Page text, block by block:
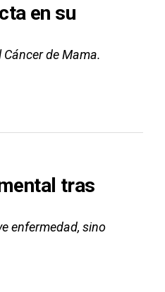
en su
de Mama.
tras
enfermedad, sino